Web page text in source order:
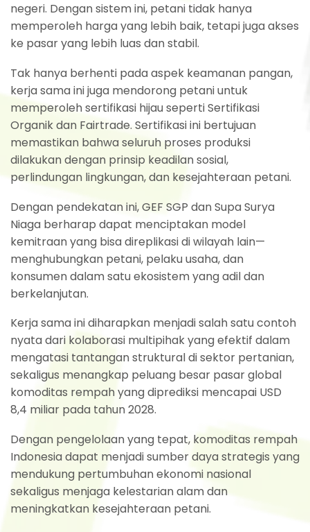
negeri. Dengan sistem ini, petani tidak hanya
memperoleh harga yang lebih baik, tetapi juga akses
ke pasar yang lebih luas dan stabil.
Tak hanya berhenti pada aspek keamanan pangan,
kerja sama ini juga mendorong petani untuk
memperoleh sertifikasi hijau seperti Sertifikasi
Organik dan Fairtrade. Sertifikasi ini bertujuan
memastikan bahwa seluruh proses produksi
dilakukan dengan prinsip keadilan sosial,
perlindungan lingkungan, dan kesejahteraan petani.
Dengan pendekatan ini, GEF SGP dan Supa Surya
Niaga berharap dapat menciptakan model
kemitraan yang bisa direplikasi di wilayah lain—
menghubungkan petani, pelaku usaha, dan
konsumen dalam satu ekosistem yang adil dan
berkelanjutan.
Kerja sama ini diharapkan menjadi salah satu contoh
nyata dari kolaborasi multipihak yang efektif dalam
mengatasi tantangan struktural di sektor pertanian,
sekaligus menangkap peluang besar pasar global
komoditas rempah yang diprediksi mencapai USD
8,4 miliar pada tahun 2028.
Dengan pengelolaan yang tepat, komoditas rempah
Indonesia dapat menjadi sumber daya strategis yang
mendukung pertumbuhan ekonomi nasional
sekaligus menjaga kelestarian alam dan
meningkatkan kesejahteraan petani.